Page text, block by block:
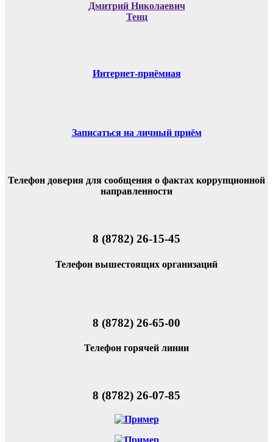
Дмитрий Николаевич
Тенц
Интернет-приёмная
Записаться на личный приём
Телефон доверия для сообщения о фактах коррупционной
направленности
8 (8782) 26-15-45
Телефон вышестоящих организаций
8 (8782) 26-65-00
Телефон горячей линии
8 (8782) 26-07-85